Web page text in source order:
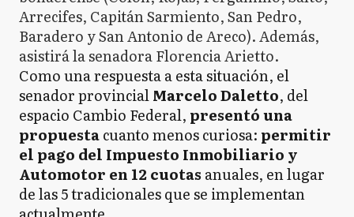
Arrecifes, Capitán Sarmiento, San Pedro,
Baradero y San Antonio de Areco). Además,
asistirá la senadora Florencia Arietto.
Como una respuesta a esta situación, el
senador provincialMarcelo Daletto, del
espacio Cambio Federal, presentó una
propuestacuanto menos curiosa: permitir
el pago del Impuesto Inmobiliario y
Automotor en 12 cuotas anuales, en lugar
de las 5 tradicionales que se implementan